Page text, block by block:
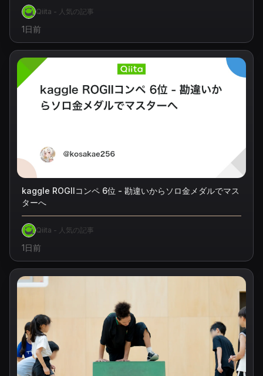
Qiita - 人気の記事
1日前
kaggle ROGIIコンペ 6位 - 勘違いからソロ金メダルでマス
ターへ
Qiita - 人気の記事
1日前